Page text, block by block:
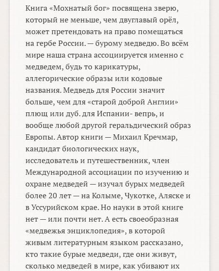
Книга «Мохнатый бог» посвящена зверю,
который не меньше, чем двуглавый орёл,
может претендовать на право помещаться
на гербе России. — бурому медведю. Во всём
мире наша страна ассоциируется именно с
медведем, будь то карикатуры,
аллегорические образы или кодовые
названия. Медведь для России значит
больше, чем для «старой доброй Англии»
плющ или дуб. для Испании- вепрь, и
вообще любой другой геральдический образ
Европы. Автор книги — Михаил Кречмар,
кандидат биологических наук,
исследователь и путешественник, член
Международной ассоциации по изучению и
охране медведей — изучал бурых медведей
более 20 лет — на Колыме, Чукотке, Аляске и
в Уссурийском крае. Но науки в этой книге
нет — или почти нет. А есть своеобразная
«медвежья энциклопедия», в которой
живым литературным языком рассказано,
кто такие бурые медведи, где они живут,
сколько медведей в мире, как убивают их